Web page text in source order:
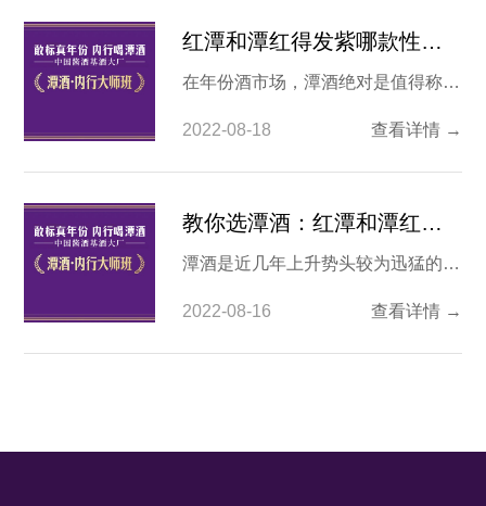
红潭和潭红得发紫哪款性价比高？
在年份酒市场，潭酒绝对是值得称赞
潭酒的基酒存储量非常大。因此也造
就了其有深厚的底蕴去打造真年份系
酒的系列白酒命名基本上是按照颜色
来排列的，其中两款姊妹酒就是红潭
两款白酒是潭酒家族中紧紧
2022-08-18 查看详情 →
教你选潭酒：红潭和潭红得发紫怎么样？
潭酒是近几年上升势头较为迅猛的白
口味在川派酱香的基础上又增加改
良，且价位从二百元到上千元不等，
2022-08-16 查看详情 →